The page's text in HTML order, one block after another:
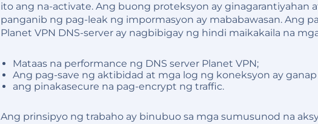
ito ang na-activate. Ang buong proteksyon ay ginagarantiyahan
panganib ng pag-leak ng impormasyon ay mababawasan. Ang
Planet VPN DNS-server ay nagbibigay ng hindi maikakaila na
Mataas na performance ng DNS server Planet VPN;
Ang pag-save ng aktibidad at mga log ng koneksyon ay
ang pinakasecure na pag-encrypt ng traffic.
Ang prinsipyo ng trabaho ay binubuo sa mga sumusunod na